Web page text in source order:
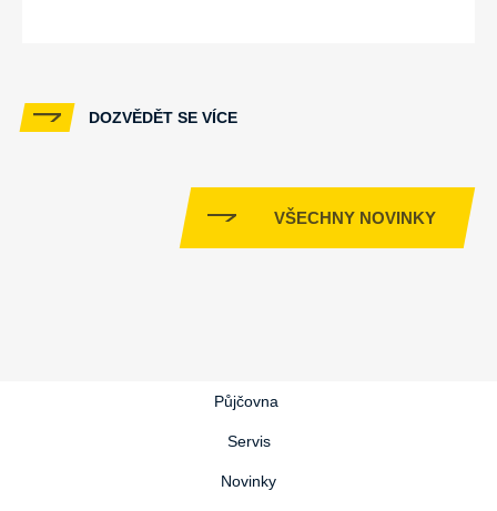
DOZVĚDĚT SE VÍCE
VŠECHNY NOVINKY
Půjčovna
Servis
Novinky